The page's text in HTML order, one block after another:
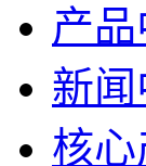
产
新
核